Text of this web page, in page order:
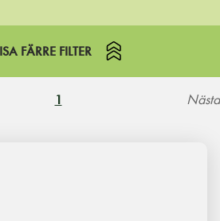
FÄRRE FILTER
1 Nästa